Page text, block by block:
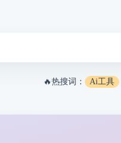
🔥热搜词： Ai工具